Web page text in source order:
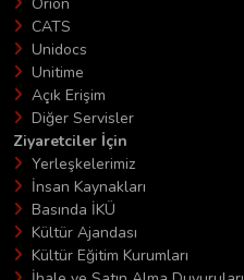
CATS
Unidocs
Unitime
Açık Erişim
Diğer Servisler
Ziyaretciler İçin
Yerleşkelerimiz
İnsan Kaynakları
Basında İKÜ
Kültür Ajandası
Kültür Eğitim Kurumları